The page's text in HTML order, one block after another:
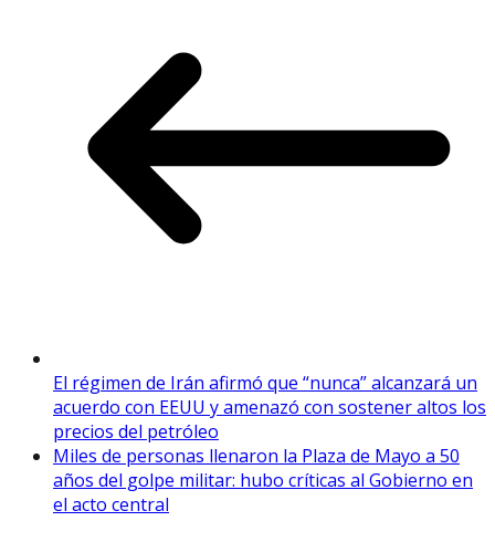
El régimen de Irán afirmó que “nunca” alcanzará un
acuerdo con EEUU y amenazó con sostener altos los
precios del petróleo
Miles de personas llenaron la Plaza de Mayo a 50
años del golpe militar: hubo críticas al Gobierno en
el acto central